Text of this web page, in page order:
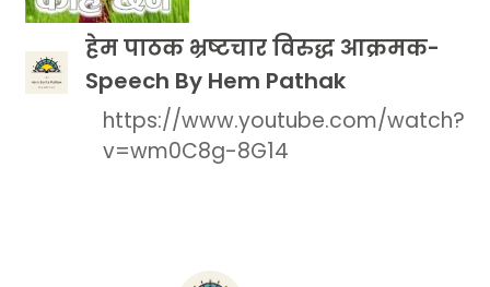
हेम पाठक भ्रष्टचार विरुद्ध आक्रमक-
Speech By Hem Pathak
https://www.youtube.com/watch?
v=wm0C8g-8G14